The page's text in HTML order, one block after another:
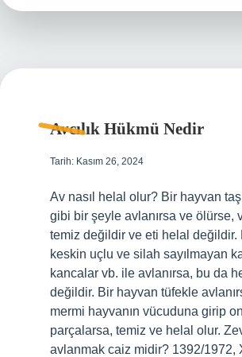
Avcılık Hükmü Nedir
Tarih: Kasım 26, 2024
Av nasıl helal olur? Bir hayvan
gibi bir şeyle avlanırsa ve ölürse,
temiz değildir ve eti helal değildir.
keskin uçlu ve silah sayılmayan
kancalar vb. ile avlanırsa, bu da
değildir. Bir hayvan tüfekle
mermi hayvanın vücuduna girip
parçalarsa, temiz ve helal olur.
avlanmak caiz midir? 1392/1972,